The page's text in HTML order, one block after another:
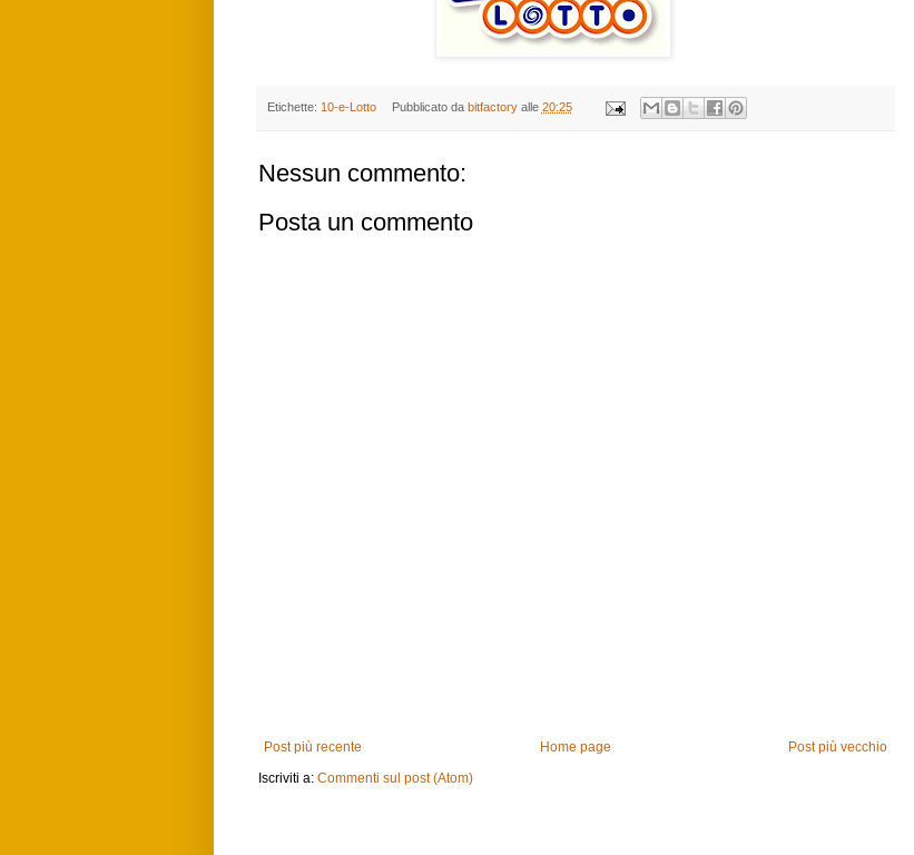
Etichette: 10-e-Lotto Pubblicato da bitfactory alle 20:25
Nessun commento:
Posta un commento
Post più recente Post più vecchio
Home page
Iscriviti a: Commenti sul post (Atom)